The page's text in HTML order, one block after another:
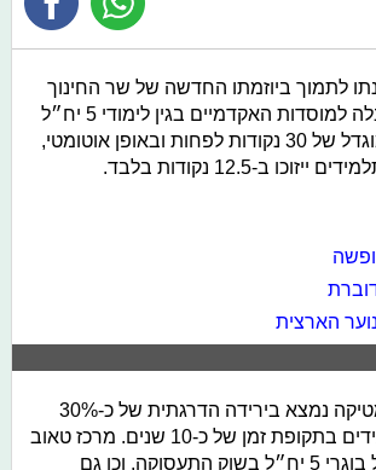
לתמוך ביוזמתו החדשה של שר החינוך
נפתלי בנט, שתכליתה היא העלאת הבונוס שניתן בקבלה למוסדות האקדמיים בגין לימודי 5 יח״ל
במתמטיקה, מה שייזכה את אותם הנבחנים בבונוס מוגדל של 30 נקודות לפחות ובאופן אוטומטי,
הארצית
מספר הניגשים לבגרות ברמת 5 יחידות לימוד במתמטיקה נמצא בירידה הדרגתית של כ-30%
החל משנת 2006, כאשר 13,000 נהפכו ל-8500 תלמידים בתקופת זמן של כ-10 שנים. מרכז טאוב
פרסם מחקר שהצביע על קשר ישיר בהשתלבותם של בוגרי 5 יח״ל בשוק התעסוקה, וכן גם